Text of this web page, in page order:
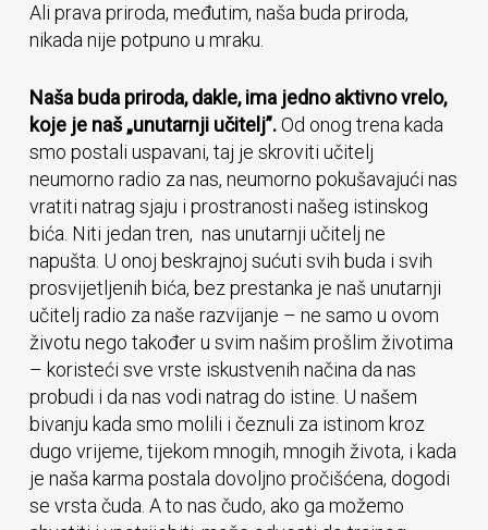
Ali prava priroda, međutim, naša buda priroda,
nikada nije potpuno u mraku.
Naša buda priroda, dakle, ima jedno aktivno vrelo,
koje je naš „unutarnji učitelj”.Od onog trena kada
smo postali uspavani, taj je skroviti učitelj
neumorno radio za nas, neumorno pokušavajući nas
vratiti natrag sjaju i prostranosti našeg istinskog
bića. Niti jedan tren, nas unutarnji učitelj ne
napušta. U onoj beskrajnoj sućuti svih buda i svih
prosvijetljenih bića, bez prestanka je naš unutarnji
učitelj radio za naše razvijanje – ne samo u ovom
životu nego također u svim našim prošlim životima
– koristeći sve vrste iskustvenih načina da nas
probudi i da nas vodi natrag do istine. U našem
bivanju kada smo molili i čeznuli za istinom kroz
dugo vrijeme, tijekom mnogih, mnogih života, i kada
je naša karma postala dovoljno pročišćena, dogodi
se vrsta čuda. A to nas čudo, ako ga možemo